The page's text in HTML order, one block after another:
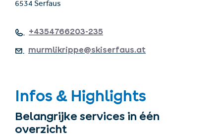
6534 Serfaus
+4354766203-235
murmlikrippe@skiserfaus.at
Infos & Highlights
Belangrijke services in één
overzicht